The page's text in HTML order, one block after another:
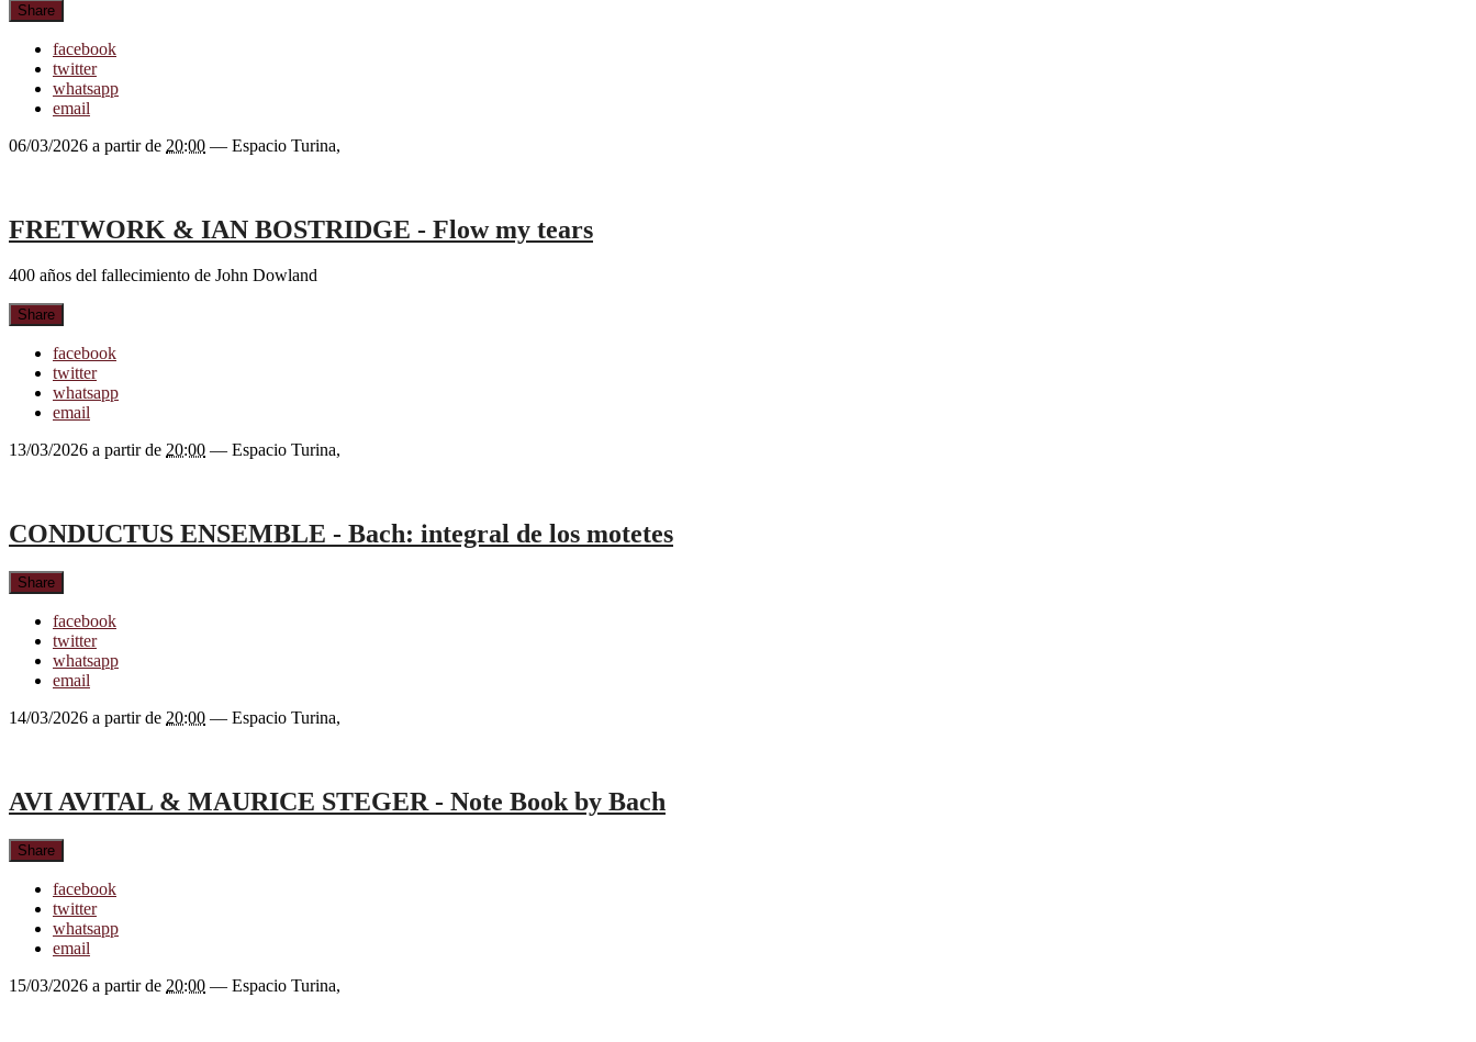
Share
facebook
twitter
whatsapp
email
06/03/2026 a partir de 20:00 — Espacio Turina,
FRETWORK & IAN BOSTRIDGE - Flow my tears
400 años del fallecimiento de John Dowland
Share
facebook
twitter
whatsapp
email
13/03/2026 a partir de 20:00 — Espacio Turina,
CONDUCTUS ENSEMBLE - Bach: integral de los motetes
Share
facebook
twitter
whatsapp
email
14/03/2026 a partir de 20:00 — Espacio Turina,
AVI AVITAL & MAURICE STEGER - Note Book by Bach
Share
facebook
twitter
whatsapp
email
15/03/2026 a partir de 20:00 — Espacio Turina,